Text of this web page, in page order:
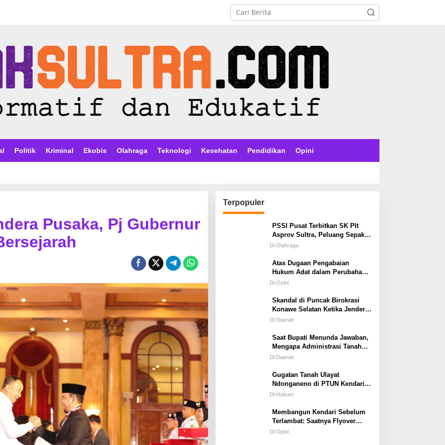
Politik Kriminal Ekobis Olahraga Teknologi Kesehatan Pendidikan Opini
Pusaka, Pj Gubernur
Terpopuler
PSSI Pusat Terbitkan SK Plt
Asprov Sultra, Peluang Sepak
Bola dan Futsal Tampil di
Di Olahraga
Atas Dugaan Pengabaian
Hukum Adat dalam Perubahan
Simbol Mahar Perkawinan Adat
Di Opini
Skandal di Puncak Birokrasi
Konawe Selatan Ketika Jenderal
Di Daerah
Saat Bupati Menunda Jawaban,
Mengapa Administrasi Tanah
Tetap Berjalan?
Di Daerah
Gugatan Tanah Ulayat
Ndonganeno di PTUN Kendari;
Saat Negara Diuji Menghormati
Di Hukum
Membangun Kendari Sebelum
Terlambat: Saatnya Flyover
Menjadi Agenda Strategis Kota
Di Opini